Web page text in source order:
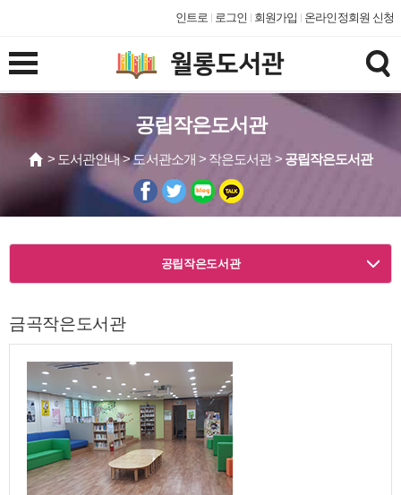
인트로 로그인 회원가입 온라인정회원 신청
공립작은도서관
> 도서관안내 > 도서관소개 > 작은도서관 > 공립작은도서관
공립작은도서관
금곡작은도서관